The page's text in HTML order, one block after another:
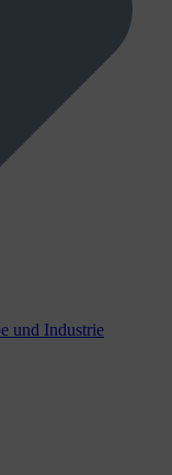
und Industrie